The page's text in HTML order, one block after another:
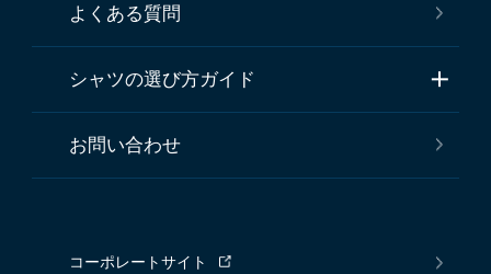
よくある質問
シャツの選び方ガイド
お問い合わせ
コーポレートサイト